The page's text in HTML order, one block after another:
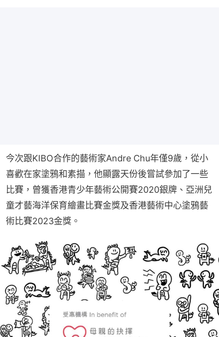
今次跟KIBO合作的藝術家Andre Chu年僅9歲，從小
喜歡在家塗鴉和素描，他顯露天份後嘗試參加了一些
比賽，曾獲香港青少年藝術公開賽2020銀牌、亞洲兒
童才藝海洋保育繪畫比賽金獎及香港藝術中心塗鴉藝
術比賽2023金獎。